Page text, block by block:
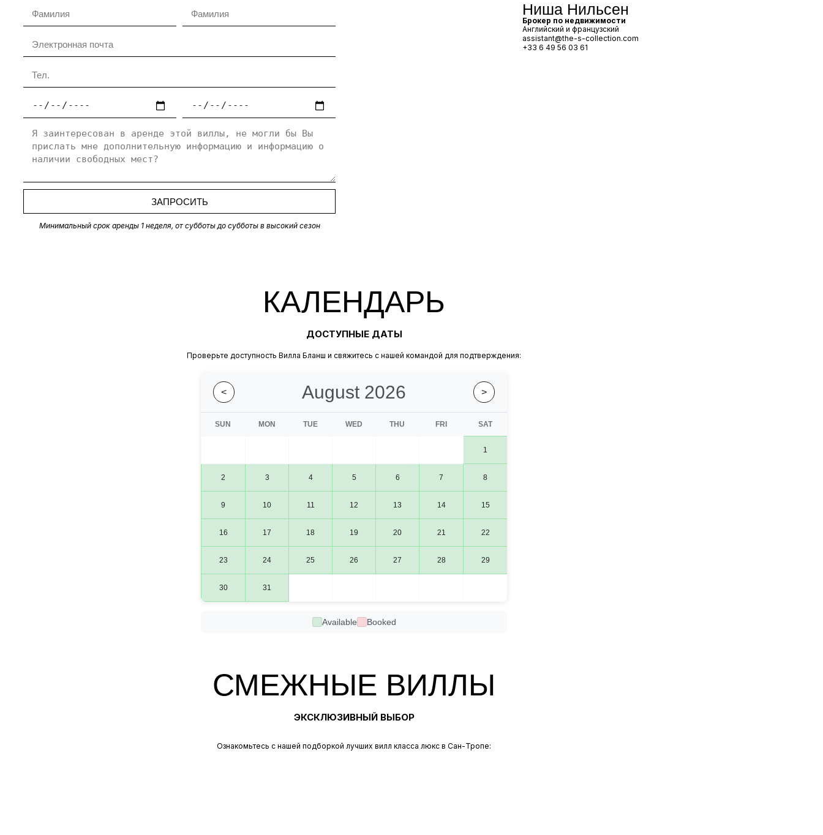
ЗАПРОСИТЬ
Минимальный срок аренды 1 неделя, от субботы до субботы в высокий сезон
Ниша Нильсен
Брокер по недвижимости
Английский и французский
assistant@the-s-collection.com
+33 6 49 56 03 61
КАЛЕНДАРЬ
ДОСТУПНЫЕ ДАТЫ
Проверьте доступность Вилла Бланш и свяжитесь с нашей командой для подтверждения:
< August 2026 >
SUN MON TUE WED THU FRI SAT
1
2 3 4 5 6 7 8
9 10 11 12 13 14 15
16 17 18 19 20 21 22
23 24 25 26 27 28 29
30 31
Available Booked
СМЕЖНЫЕ ВИЛЛЫ
ЭКСКЛЮЗИВНЫЙ ВЫБОР
Ознакомьтесь с нашей подборкой лучших вилл класса люкс в Сан-Тропе: